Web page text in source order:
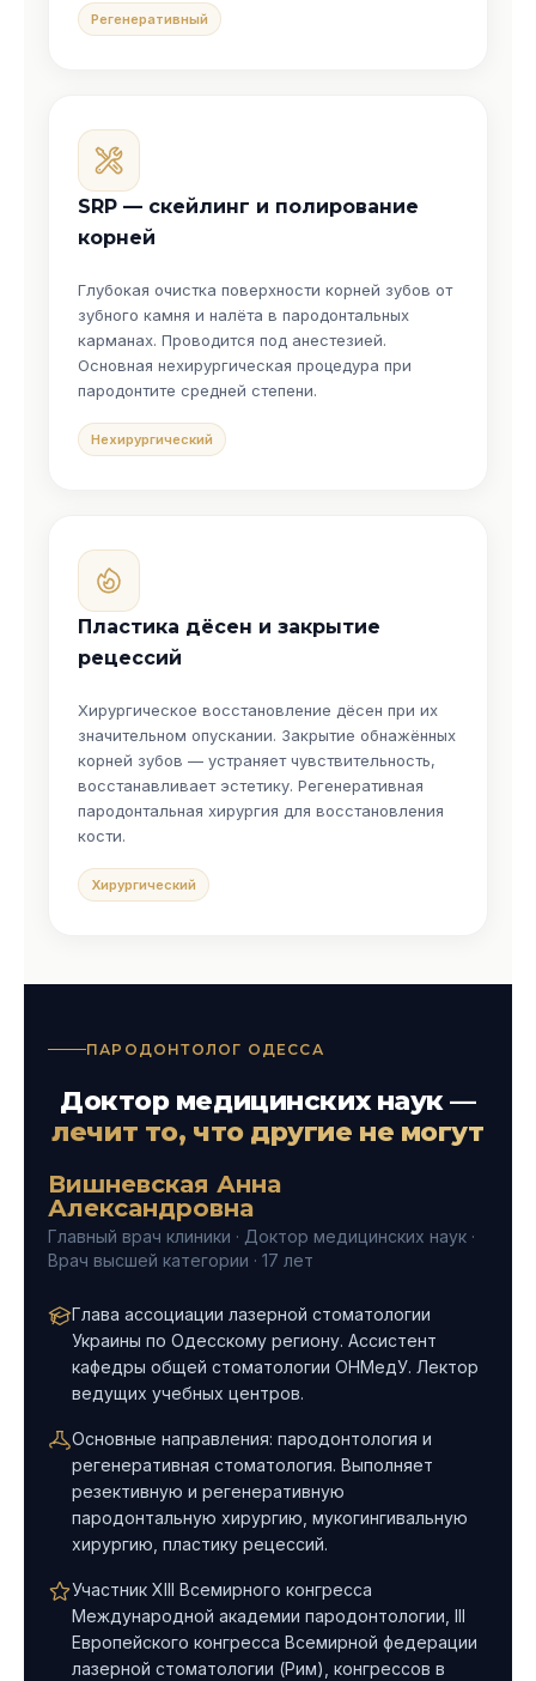
Регенеративный
SRP — скейлинг и полирование
корней
Глубокая очистка поверхности корней зубов от
зубного камня и налёта в пародонтальных
карманах. Проводится под анестезией.
Основная нехирургическая процедура при
пародонтите средней степени.
Нехирургический
Пластика дёсен и закрытие
рецессий
Хирургическое восстановление дёсен при их
значительном опускании. Закрытие обнажённых
корней зубов — устраняет чувствительность,
восстанавливает эстетику. Регенеративная
пародонтальная хирургия для восстановления
кости.
Хирургический
ПАРОДОНТОЛОГ ОДЕССА
Доктор медицинских наук —
лечит то, что другие не могут
Вишневская Анна
Александровна
Главный врач клиники · Доктор медицинских наук ·
Врач высшей категории · 17 лет
Глава ассоциации лазерной стоматологии
Украины по Одесскому региону. Ассистент
кафедры общей стоматологии ОНМедУ. Лектор
ведущих учебных центров.
Основные направления: пародонтология и
регенеративная стоматология. Выполняет
резективную и регенеративную
пародонтальную хирургию, мукогингивальную
хирургию, пластику рецессий.
Участник XIII Всемирного конгресса
Международной академии пародонтологии, III
Европейского конгресса Всемирной федерации
лазерной стоматологии (Рим), конгрессов в